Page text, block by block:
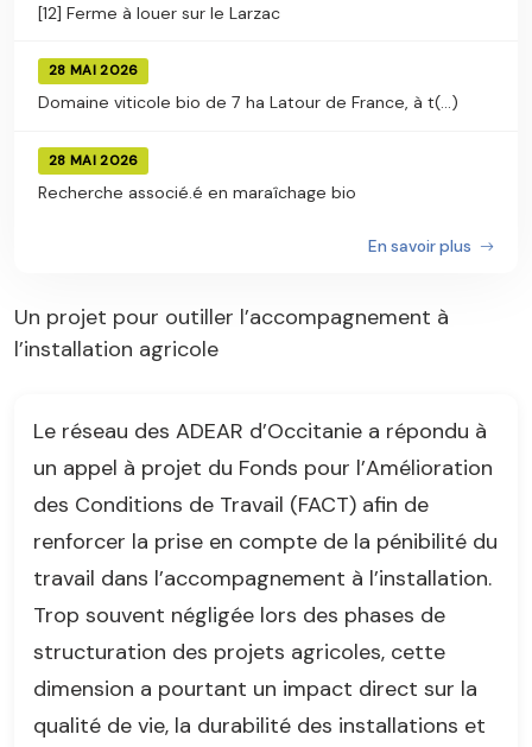
[12] Ferme à louer sur le Larzac
28 MAI 2026
Domaine viticole bio de 7 ha Latour de France, à t(...)
28 MAI 2026
Recherche associé.é en maraîchage bio
En savoir plus
Un projet pour outiller l’accompagnement à
l’installation agricole
Le réseau des ADEAR d’Occitanie a répondu à
un appel à projet du Fonds pour l’Amélioration
des Conditions de Travail (FACT) afin de
renforcer la prise en compte de la pénibilité du
travail dans l’accompagnement à l’installation.
Trop souvent négligée lors des phases de
structuration des projets agricoles, cette
dimension a pourtant un impact direct sur la
qualité de vie, la durabilité des installations et